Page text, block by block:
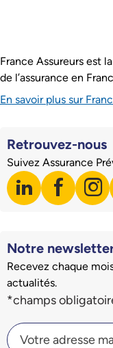
France Assureurs est
de l’assurance en
En savoir plus sur
Retrouvez-nous
Suivez Assurance
linkedin
Visiter notre
Visiter
Notre
Recevez chaque
actualités.
Champs du
*champs
Votre adresse mail *
Votre adresse